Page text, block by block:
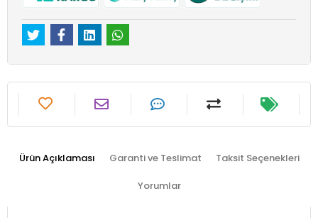
Ürün Açıklaması Garanti ve Teslimat Taksit Seçenekleri
Yorumlar